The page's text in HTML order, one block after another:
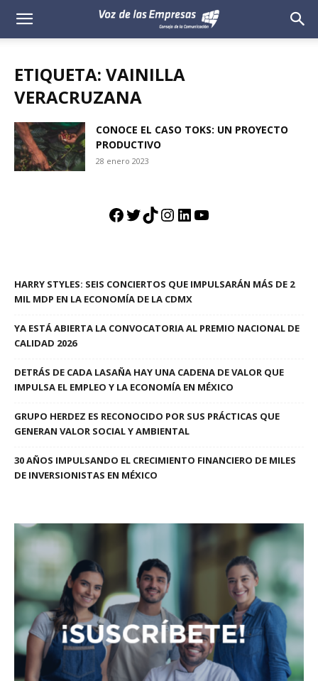
Voz
Empresas
ETIQUETA: VAINILLA
VERACRUZANA
CONOCE EL CASO TOKS: UN PROYECTO
PRODUCTIVO
28 enero 2023
Facebook
Twitter
TikTok
Instagram
LinkedIn
YouTube
HARRY STYLES: SEIS CONCIERTOS QUE IMPULSARÁN MÁS DE 2
MIL MDP EN LA ECONOMÍA DE LA CDMX
YA ESTÁ ABIERTA LA CONVOCATORIA AL PREMIO NACIONAL DE
CALIDAD 2026
DETRÁS DE CADA LASAÑA HAY UNA CADENA DE VALOR QUE
IMPULSA EL EMPLEO Y LA ECONOMÍA EN MÉXICO
GRUPO HERDEZ ES RECONOCIDO POR SUS PRÁCTICAS QUE
GENERAN VALOR SOCIAL Y AMBIENTAL
30 AÑOS IMPULSANDO EL CRECIMIENTO FINANCIERO DE MILES
DE INVERSIONISTAS EN MÉXICO